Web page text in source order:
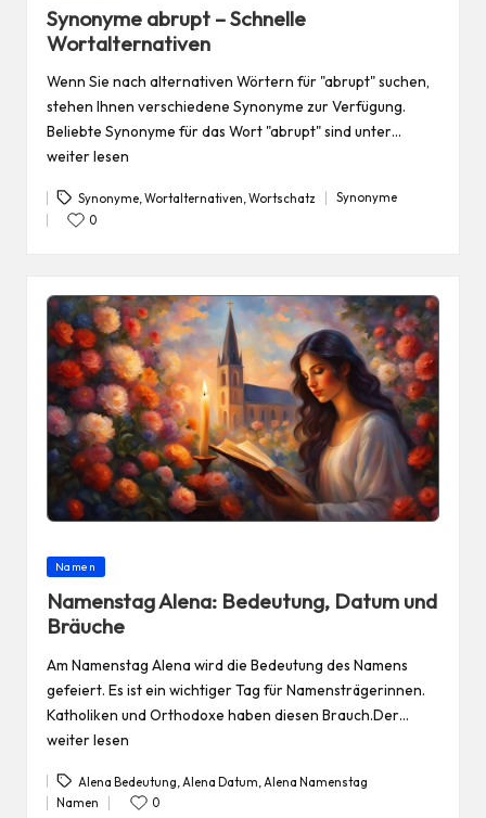
Synonyme abrupt – Schnelle
Wortalternativen
Wenn Sie nach alternativen Wörtern für "abrupt" suchen,
stehen Ihnen verschiedene Synonyme zur Verfügung.
Beliebte Synonyme für das Wort "abrupt" sind unter…
weiter lesen
Tags:
Synonyme,Wortalternativen,Wortschatz
Posted
Synonyme
0
Posted
Namen
Namenstag Alena: Bedeutung, Datum und
Bräuche
Am Namenstag Alena wird die Bedeutung des Namens
gefeiert. Es ist ein wichtiger Tag für Namensträgerinnen.
Katholiken und Orthodoxe haben diesen Brauch.Der…
weiter lesen
Tags:
Alena Bedeutung Alena Datum Alena Namenstag
Posted
Namen 0